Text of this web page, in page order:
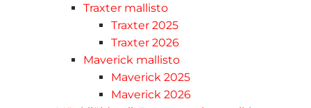
Traxter mallisto
Traxter 2025
Traxter 2026
Maverick mallisto
Maverick 2025
Maverick 2026